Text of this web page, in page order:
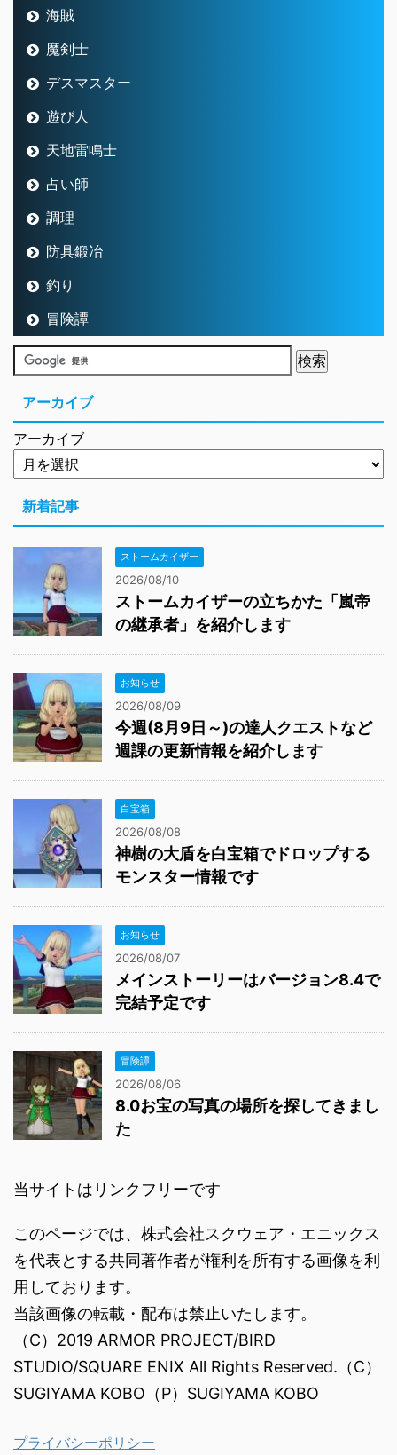
海賊
魔剣士
デスマスター
遊び人
天地雷鳴士
占い師
調理
防具鍛冶
釣り
冒険譚
アーカイブ
アーカイブ
新着記事
ストームカイザー
2026/08/10
ストームカイザーの立ちかた「嵐帝
の継承者」を紹介します
お知らせ
2026/08/09
今週(8月9日～)の達人クエストなど
週課の更新情報を紹介します
白宝箱
2026/08/08
神樹の大盾を白宝箱でドロップする
モンスター情報です
お知らせ
2026/08/07
メインストーリーはバージョン8.4で
完結予定です
冒険譚
2026/08/06
8.0お宝の写真の場所を探してきまし
た
当サイトはリンクフリーです
このページでは、株式会社スクウェア・エニックス
を代表とする共同著作者が権利を所有する画像を利
用しております。
当該画像の転載・配布は禁止いたします。
（C）2019 ARMOR PROJECT/BIRD
STUDIO/SQUARE ENIX All Rights Reserved.（C）
SUGIYAMA KOBO（P）SUGIYAMA KOBO
プライバシーポリシー